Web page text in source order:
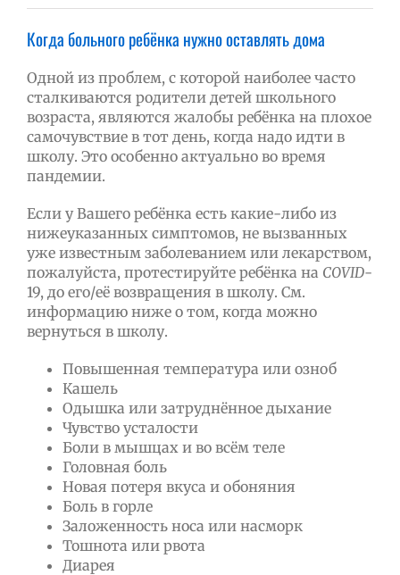
Когда больного ребёнка нужно оставлять дома
Одной из проблем, с которой наиболее часто
сталкиваются родители детей школьного
возраста, являются жалобы ребёнка на плохое
самочувствие в тот день, когда надо идти в
школу. Это особенно актуально во время
пандемии.
Если у Вашего ребёнка есть какие-либо из
нижеуказанных симптомов, не вызванных
уже известным заболеванием или лекарством,
пожалуйста, протестируйте ребёнка на COVID-
19, до его/её возвращения в школу. См.
информацию ниже о том, когда можно
вернуться в школу.
Повышенная температура или озноб
Кашель
Одышка или затруднённое дыхание
Чувство усталости
Боли в мышцах и во всём теле
Головная боль
Новая потеря вкуса и обоняния
Боль в горле
Заложенность носа или насморк
Тошнота или рвота
Диарея